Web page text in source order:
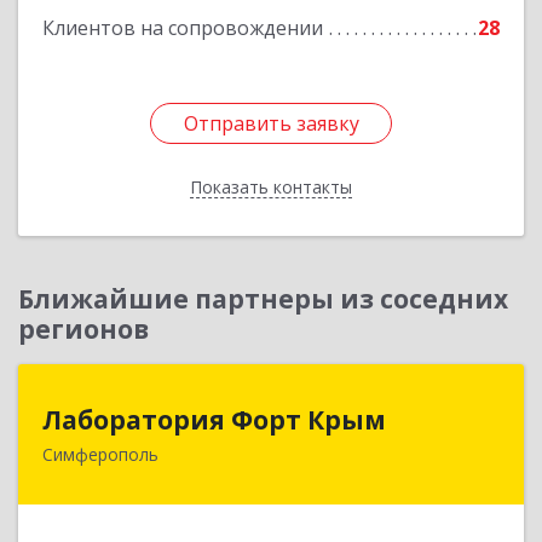
Клиентов на сопровождении 28
Отправить заявку
Показать контакты
Отправить заявку
Назад
Ближайшие партнеры из соседних
регионов
Лаборатория Форт Крым
Симферополь
295034, Крым Респ, Симферополь г, Киевская